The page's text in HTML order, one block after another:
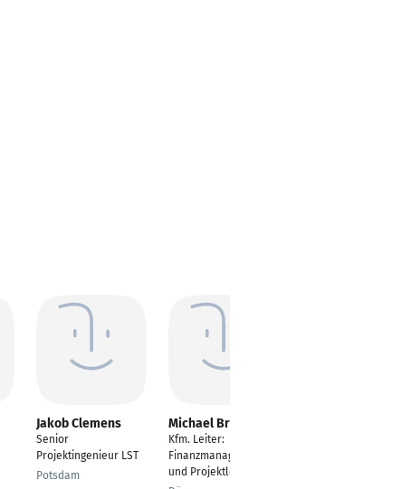
Jakob Clemens
Senior
Projektingenieur LST
Potsdam
Michael Breuer
Kfm. Leiter:
Finanzmanagement
und Projektleiter IT